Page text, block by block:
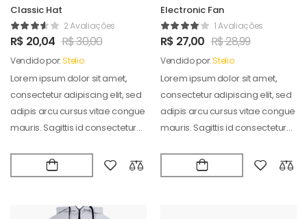
Classic Hat
2 Avaliações
R$ 20,04 R$30,00
Vendido por:Stelio
Lorem ipsum dolor sit amet,
consectetur adipiscing elit, sed
adipis arcu cursus vitae congue
mauris. Sagittis id consectetur
Electronic Fan
1 Avaliações
R$ 27,00 R$28,99
Vendido por:Stelio
Lorem ipsum dolor sit amet,
consectetur adipiscing elit, sed
adipis arcu cursus vitae congue
mauris. Sagittis id consectetur